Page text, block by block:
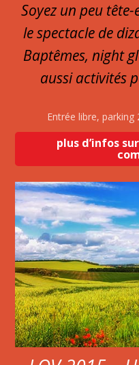
Soyez un peu
le spectacle de
Baptêmes, night
aussi activités
Entrée libre,
plus d’infos